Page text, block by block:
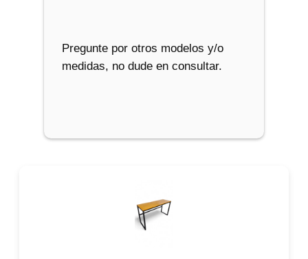
Pregunte por otros modelos y/o
medidas, no dude en consultar.